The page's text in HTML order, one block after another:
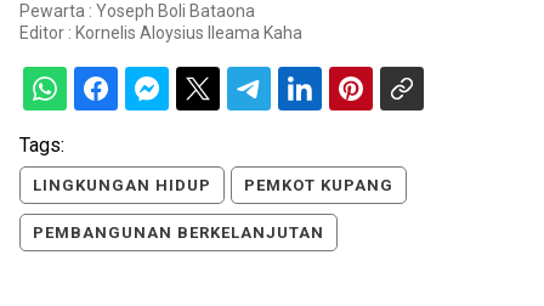
Pewarta : Yoseph Boli Bataona
Editor : Kornelis Aloysius Ileama Kaha
Tags:
LINGKUNGAN HIDUP PEMKOT KUPANG
PEMBANGUNAN BERKELANJUTAN